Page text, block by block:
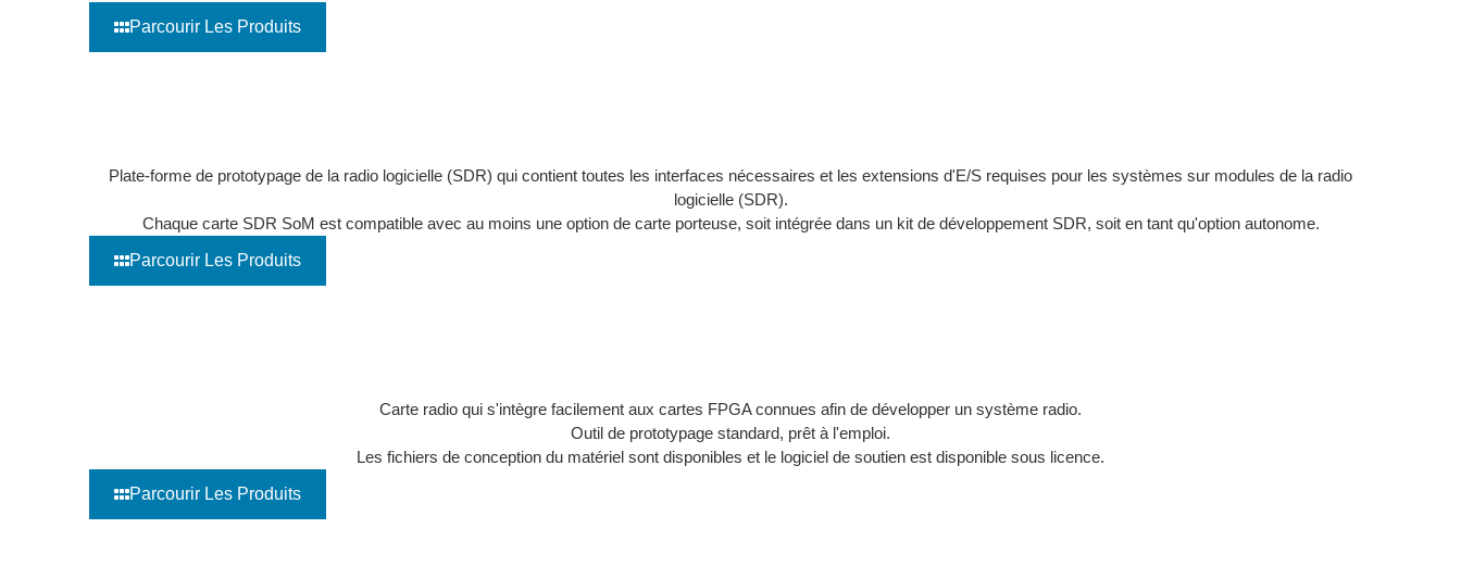
Parcourir Les Produits
Plate-forme de prototypage de la radio logicielle (SDR) qui contient toutes les interfaces nécessaires et les extensions d'E/S requises pour les systèmes sur modules de la radio
logicielle (SDR).
Chaque carte SDR SoM est compatible avec au moins une option de carte porteuse, soit intégrée dans un kit de développement SDR, soit en tant qu'option autonome.
Parcourir Les Produits
Carte radio qui s'intègre facilement aux cartes FPGA connues afin de développer un système radio.
Outil de prototypage standard, prêt à l'emploi.
Les fichiers de conception du matériel sont disponibles et le logiciel de soutien est disponible sous licence.
Parcourir Les Produits